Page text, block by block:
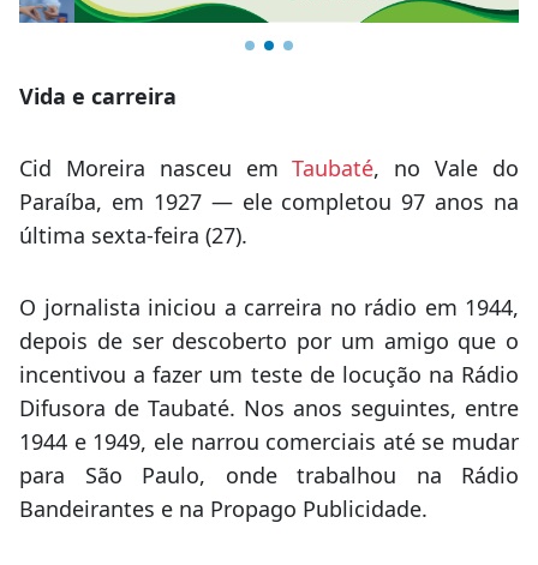
Vida e carreira
Cid Moreira nasceu emTaubaté, no Vale do
Paraíba, em 1927 — ele completou 97 anos na
última sexta-feira (27).
O jornalista iniciou a carreira no rádio em 1944,
depois de ser descoberto por um amigo que o
incentivou a fazer um teste de locução na Rádio
Difusora de Taubaté. Nos anos seguintes, entre
1944 e 1949, ele narrou comerciais até se mudar
para São Paulo, onde trabalhou na Rádio
Bandeirantes e na Propago Publicidade.